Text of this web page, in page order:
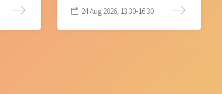
24 Aug 2026, 13:30-16:30